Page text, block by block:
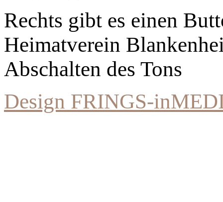
Rechts gibt es einen
Heimatverein
Abschalten des Tons
Design FRINGS-